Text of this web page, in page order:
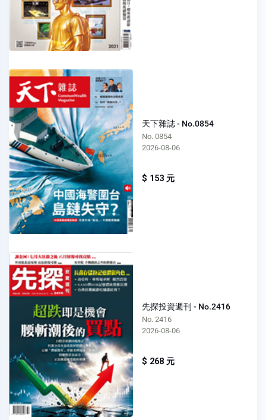
天下雜誌 - No.0854
No. 0854
2026-08-06
$ 153 元
先探投資週刊 - No.2416
No. 2416
2026-08-06
$ 268 元